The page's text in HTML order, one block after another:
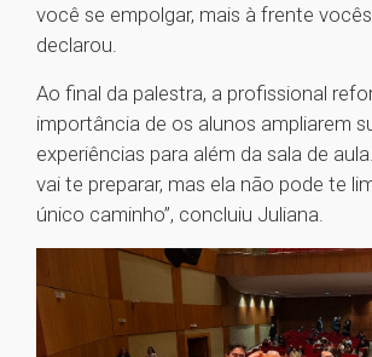
você se empolgar, mais à frente vocês
declarou.
Ao final da palestra, a profissional
importância de os alunos ampliarem
experiências para além da sala de
vai te preparar, mas ela não pode te
único caminho”, concluiu Juliana.